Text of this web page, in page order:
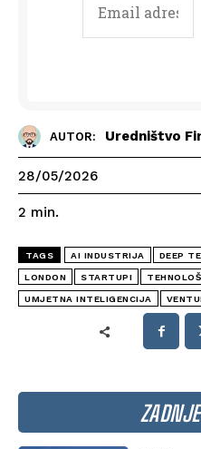
AUTOR: Uredništvo
28/05/2026
2 min.
TAGS AI INDUSTRIJA DEEP
LONDON STARTUPI
UMJETNA INTELIGENCIJA